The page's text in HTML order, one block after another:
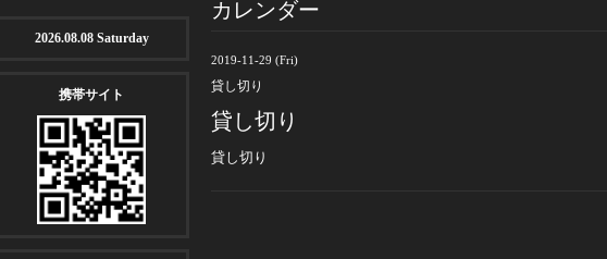
カレンダー
2019-11-29 (Fri)
貸し切り
貸し切り
貸し切り
2026.08.08 Saturday
携帯サイト